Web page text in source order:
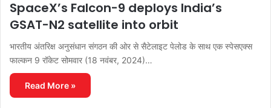
SpaceX’s Falcon-9 deploys India’s
GSAT-N2 satellite into orbit
भारतीय अंतरिक्ष अनुसंधान संगठन की ओर से सैटेलाइट पेलोड के साथ एक स्पेसएक्स
फाल्कन 9 रॉकेट सोमवार (18 नवंबर, 2024)…
Read More »